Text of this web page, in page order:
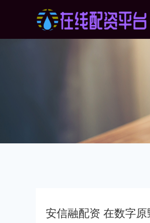
安信融配资 在数字